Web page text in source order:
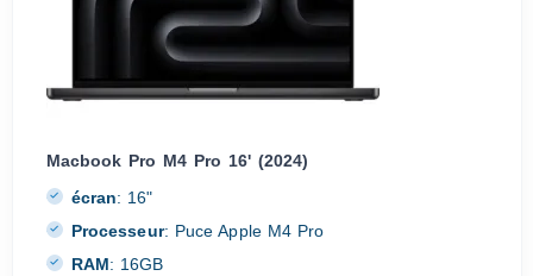
Macbook Pro M4 Pro 16' (2024)
écran: 16"
Processeur: Puce Apple M4 Pro
RAM: 16GB